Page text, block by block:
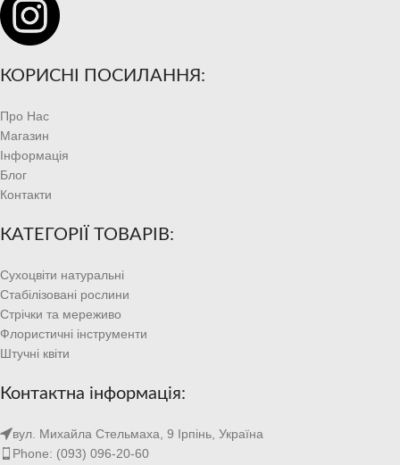
КОРИСНІ ПОСИЛАННЯ:
Про Нас
Магазин
Інформація
Блог
Контакти
КАТЕГОРІЇ ТОВАРІВ:
Сухоцвіти натуральні
Стабілізовані рослини
Стрічки та мереживо
Флористичні інструменти
Штучні квіти
Контактна інформація:
вул. Михайла Стельмаха, 9 Ірпінь, Україна
Phone: (093) 096-20-60